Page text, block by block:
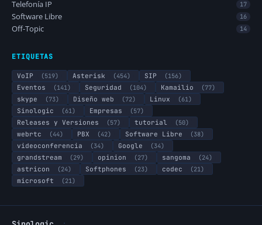
Telefonía IP 17
Software Libre 16
Off-Topic 14
ETIQUETAS
VoIP (519) Asterisk (454) SIP
(156)
Eventos
(141) Seguridad (104) Kamailio
(77)
skype
(73) Diseño web (72) Linux
(61)
Sinologic
(61) Empresas
(57)
Releases y Versiones
(57) tutorial
(50)
webrtc
(44) PBX (42) Software Libre
(38)
videoconferencia
(34) Google
(34)
grandstream
(29) opinion (27) sangoma
(24)
astricon
(24) Softphones (23) codec
(21)
microsoft
(21)